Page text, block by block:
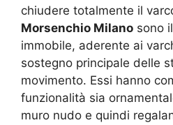
chiudere totalmente il
Morsenchio Milano sono
immobile, aderente ai
sostegno principale delle
movimento. Essi hanno
funzionalità sia
muro nudo e quindi